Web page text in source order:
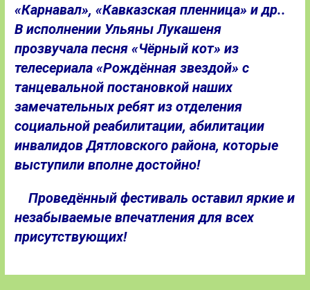
«Карнавал», «Кавказская пленница» и др..
В исполнении Ульяны Лукашеня
прозвучала песня «Чёрный кот» из
телесериала «Рождённая звездой» с
танцевальной постановкой наших
замечательных ребят из отделения
социальной реабилитации, абилитации
инвалидов Дятловского района, которые
выступили вполне достойно!
Проведённый фестиваль оставил яркие и
незабываемые впечатления для всех
присутствующих!